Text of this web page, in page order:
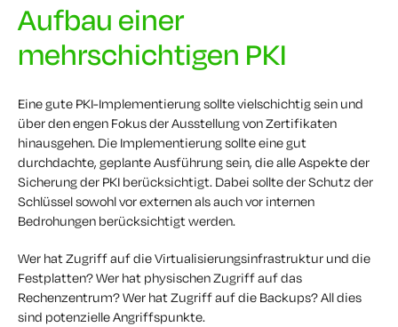
Aufbau einer
mehrschichtigen PKI
Eine gute PKI-Implementierung sollte vielschichtig sein und
über den engen Fokus der Ausstellung von Zertifikaten
hinausgehen. Die Implementierung sollte eine gut
durchdachte, geplante Ausführung sein, die alle Aspekte der
Sicherung der PKI berücksichtigt. Dabei sollte der Schutz der
Schlüssel sowohl vor externen als auch vor internen
Bedrohungen berücksichtigt werden.
Wer hat Zugriff auf die Virtualisierungsinfrastruktur und die
Festplatten? Wer hat physischen Zugriff auf das
Rechenzentrum? Wer hat Zugriff auf die Backups? All dies
sind potenzielle Angriffspunkte.